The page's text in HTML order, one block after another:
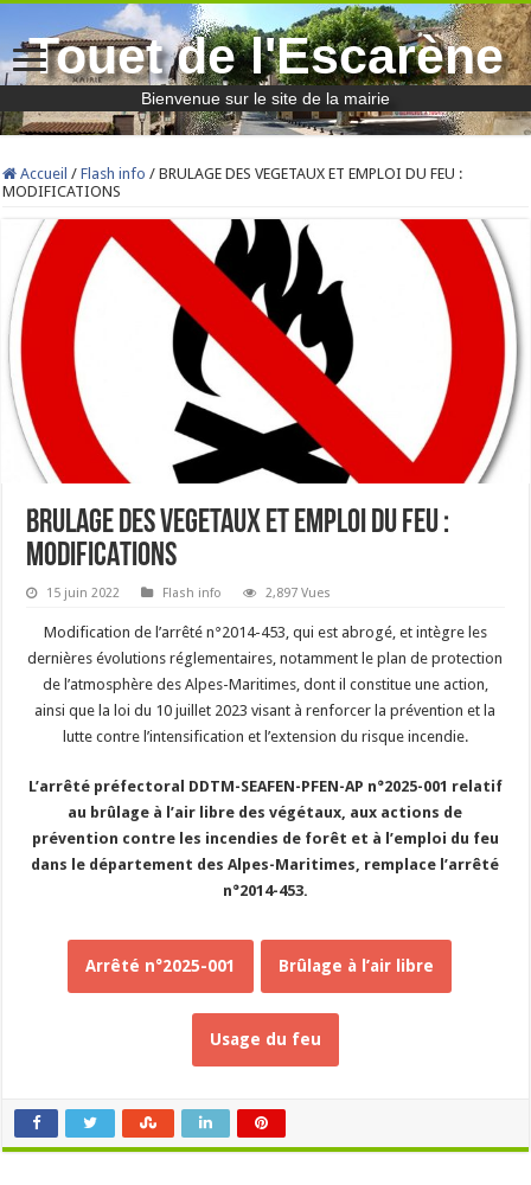
Touet de l'Escarène
Bienvenue sur le site de la mairie
Accueil / Flash info / BRULAGE DES VEGETAUX ET EMPLOI DU FEU :
MODIFICATIONS
BRULAGE DES VEGETAUX ET EMPLOI DU FEU :
MODIFICATIONS
15 juin 2022 Flash info 2,897 Vues
Modification de l’arrêté n°2014-453, qui est abrogé, et intègre les
dernières évolutions réglementaires, notamment le plan de protection
de l’atmosphère des Alpes-Maritimes, dont il constitue une action,
ainsi que la loi du 10 juillet 2023 visant à renforcer la prévention et la
lutte contre l’intensification et l’extension du risque incendie.
L’arrêté préfectoral DDTM-SEAFEN-PFEN-AP n°2025-001 relatif
au brûlage à l’air libre des végétaux, aux actions de
prévention contre les incendies de forêt et à l’emploi du feu
dans le département des Alpes-Maritimes, remplace l’arrêté
n°2014-453.
Arrêté n°2025-001 Brûlage à l’air libre
Usage du feu